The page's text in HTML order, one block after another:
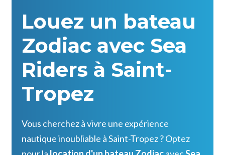
Louez un bateau
Zodiac avec Sea
Riders à Saint-
Tropez
Vous cherchez à vivre une expérience
nautique inoubliable à Saint-Tropez ? Optez